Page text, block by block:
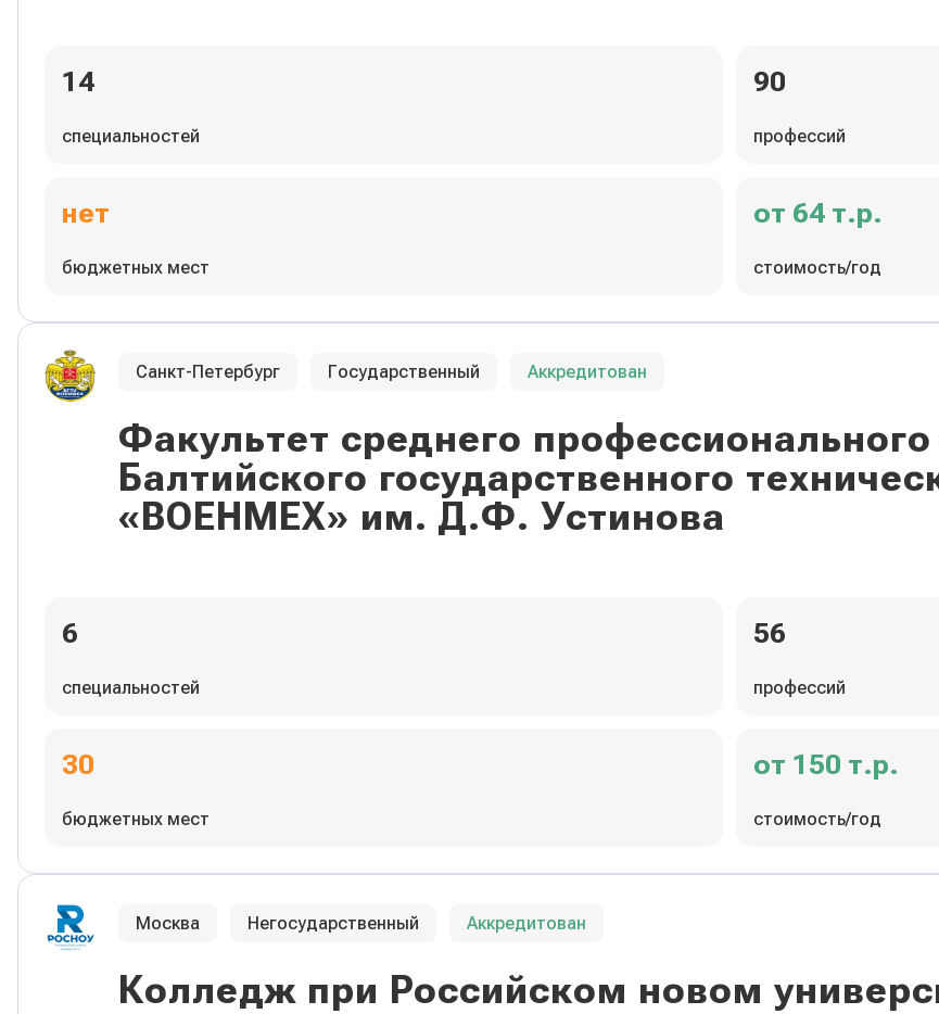
14
специальностей
90
профессий
нет
бюджетных мест
от 64 т.р.
стоимость/год
Санкт-Петербург Государственный Аккредитован
Факультет среднего
Балтийского государственного
«ВОЕНМЕХ» им. Д.Ф. Устинова
6
специальностей
56
профессий
30
бюджетных мест
от 150 т.р.
стоимость/год
Москва Негосударственный Аккредитован
Колледж при Российском новом